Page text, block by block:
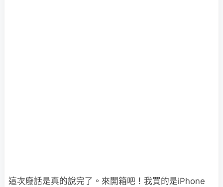
這次廢話是真的說完了。來開箱吧！我買的是iPhone